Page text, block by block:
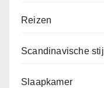
Reizen
Scandinavische stijl
Slaapkamer